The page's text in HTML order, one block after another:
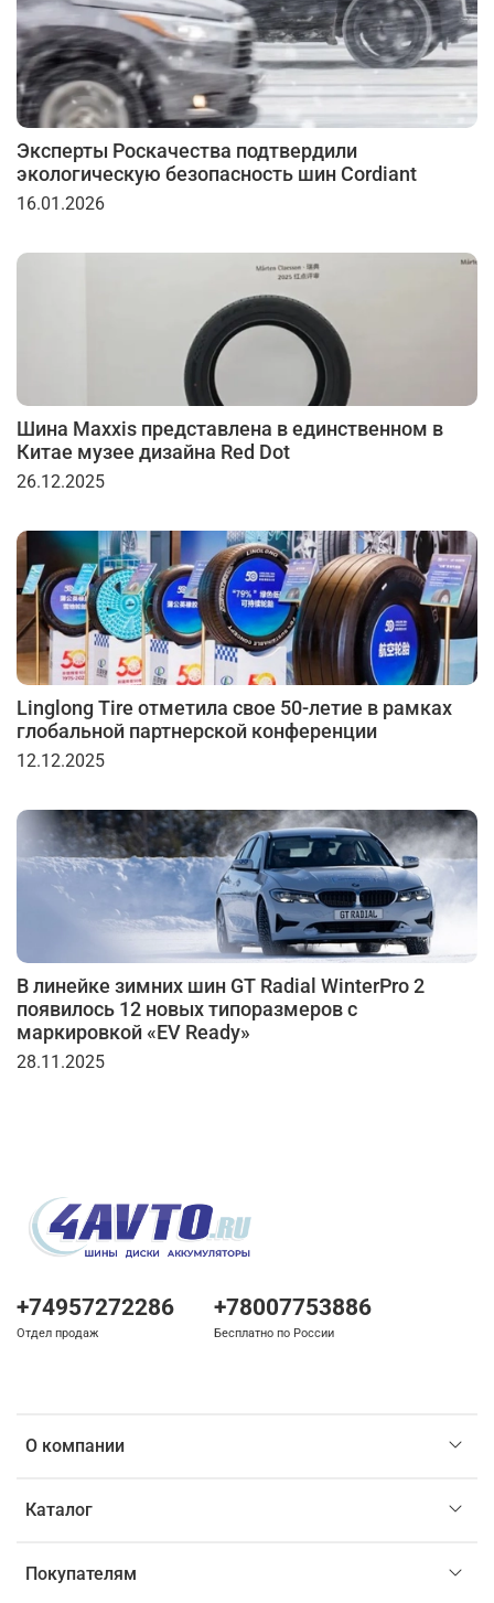
Эксперты Роскачества подтвердили
экологическую безопасность шин Cordiant
16.01.2026
Шина Maxxis представлена в единственном в
Китае музее дизайна Red Dot
26.12.2025
Linglong Tire отметила свое 50-летие в рамках
глобальной партнерской конференции
12.12.2025
В линейке зимних шин GT Radial WinterPro 2
появилось 12 новых типоразмеров с
маркировкой «EV Ready»
28.11.2025
О компании
Каталог
Покупателям
+74957272286
Отдел продаж
+78007753886
Бесплатно по России